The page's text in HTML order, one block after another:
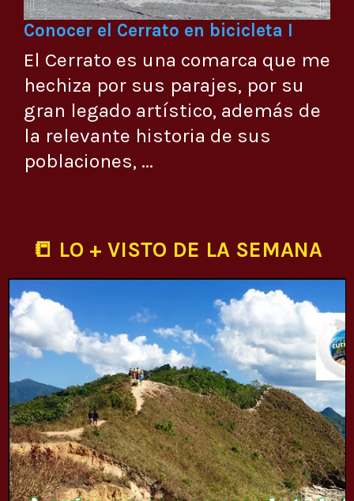
Conocer el Cerrato en bicicleta I
El Cerrato es una comarca que me
hechiza por sus parajes, por su
gran legado artístico, además de
la relevante historia de sus
poblaciones, ...
📒 LO + VISTO DE LA SEMANA